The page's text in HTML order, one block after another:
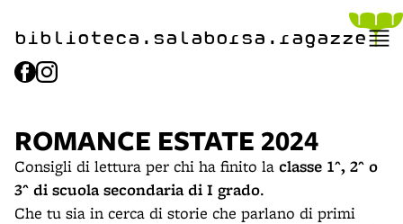
biblioteca.​salaborsa.ragazze
ROMANCE ESTATE 2024
Consigli di lettura per chi ha finito la classe 1^, 2^ o
3^ di scuola secondaria di I grado.
Che tu sia in cerca di storie che parlano di primi